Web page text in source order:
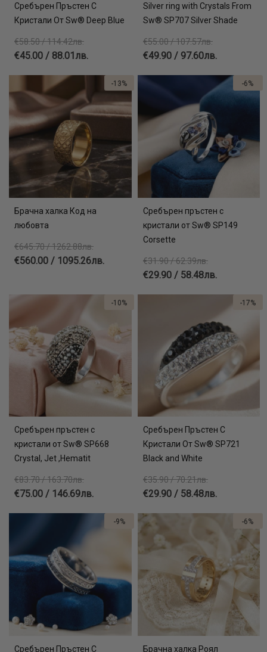
Сребърен Пръстен С
Кристали От Sw® Deep Blue
€58.50 / 114.42лв.
€45.00 / 88.01лв.
Silver ring with Crystals From
Sw® SP707 Silver Shade
€55.00 / 107.57лв.
€49.90 / 97.60лв.
Брачна халка Код на
любовта
€645.70 / 1262.88лв.
€560.00 / 1095.26лв.
-13%
Сребърен пръстен с
кристали от Sw® SP149
Corsette
€31.90 / 62.39лв.
€29.90 / 58.48лв.
-6%
Сребърен пръстен с
кристали от Sw® SP668
Crystal, Jet ,Hematit
€83.70 / 163.70лв.
€75.00 / 146.69лв.
-10%
Сребърен Пръстен С
Кристали От Sw® SP721
Black and White
€35.90 / 70.21лв.
€29.90 / 58.48лв.
-17%
Сребърен Пръстен С
-9%
Брачна халка Роял
-6%